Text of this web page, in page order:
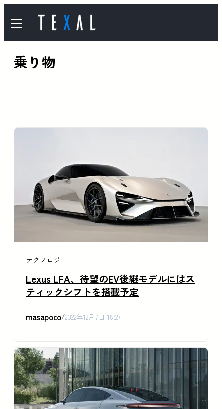
容
を
乗り物
テクノロジー
Lexus LFA、待望のEV後継モデルにはス
ティックシフトを搭載予定
masapoco/2022年12月7日 18:27